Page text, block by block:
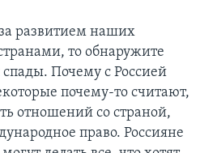
развитием наших
то обнаружите
Почему с Россией
почему-то считают,
отношений со страной,
право. Россияне